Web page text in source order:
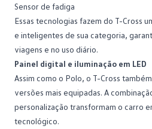
Sensor de fadiga
Essas tecnologias fazem do T-Cross
e inteligentes de sua categoria,
viagens e no uso diário.
Painel digital e iluminação em LED
Assim como o Polo, o T-Cross
versões mais equipadas. A
personalização transformam o carro
tecnológico.